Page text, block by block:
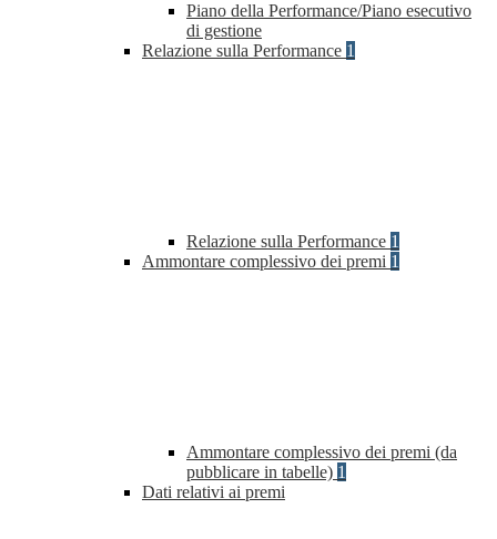
Piano della Performance/Piano esecutivo
di gestione
Relazione sulla Performance 1
Relazione sulla Performance 1
Ammontare complessivo dei premi 1
Ammontare complessivo dei premi (da
pubblicare in tabelle) 1
Dati relativi ai premi